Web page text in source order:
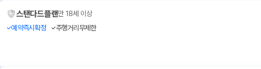
스탠다드플랜만 18세 이상
예약즉시확정
주행거리무제한